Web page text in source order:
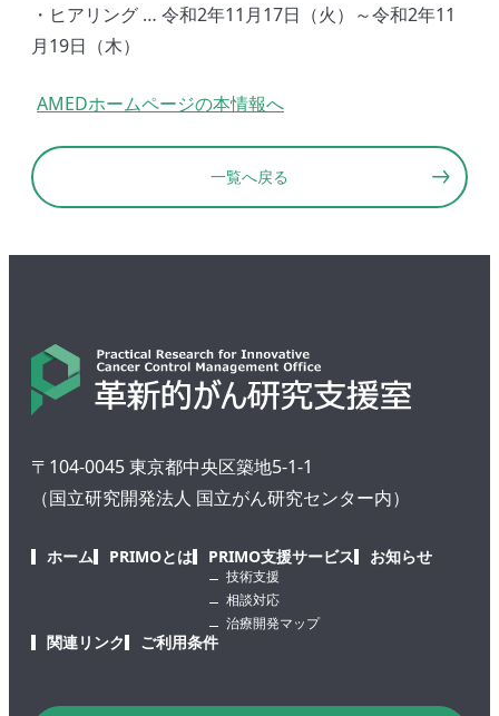
・ヒアリング … 令和2年11月17日（火）～令和2年11
月19日（木）
AMEDホームページの本情報へ
一覧へ戻る
〒104-0045 東京都中央区築地5-1-1
（国立研究開発法人 国立がん研究センター内）
ホーム PRIMOとは PRIMO支援サービス
技術支援
相談対応
治療開発マップ
お知らせ
関連リンク ご利用条件